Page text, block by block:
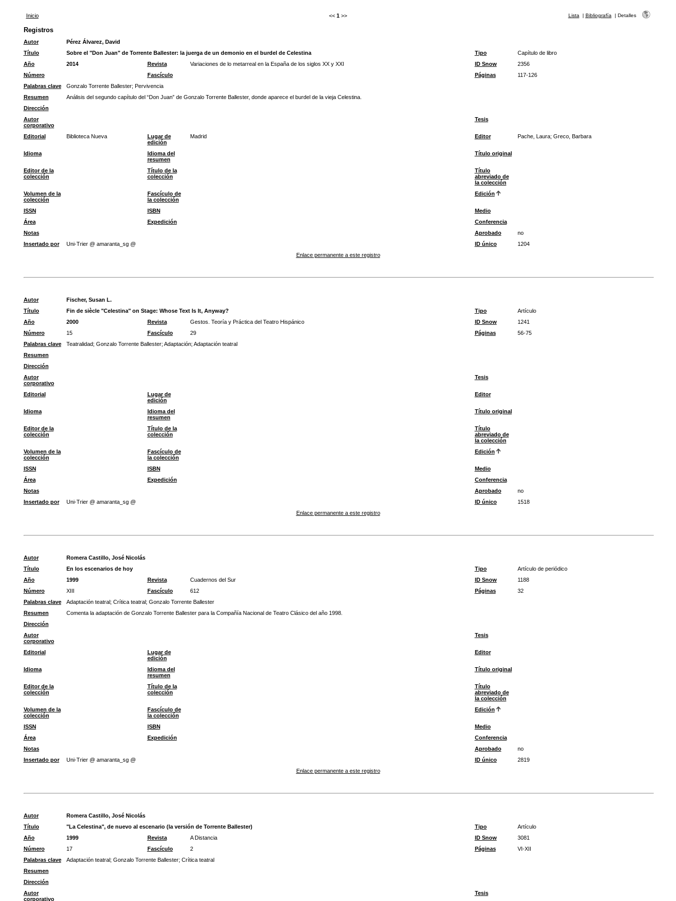
Inicio << 1 >> Lista | Bibliografía | Detalles
Registros
Autor
Pérez Álvarez, David
Título
Sobre el "Don Juan" de Torrente Ballester: la juerga de un demonio en el burdel de Celestina Tipo
Capítulo de libro
Año
2014 Revista Variaciones de lo metarreal en la España de los siglos XX y XXI ID Snow
2356
Número
Fascículo Páginas
117-126
Palabras clave
Gonzalo Torrente Ballester; Pervivencia
Resumen
Análisis del segundo capítulo del “Don Juan” de Gonzalo Torrente Ballester, donde aparece el burdel de la vieja Celestina.
Dirección
Autor
corporativo
Tesis
Editorial Biblioteca Nueva
Lugar de
edición
Madrid Editor Pache, Laura; Greco, Barbara
Idioma
Idioma del
resumen
Título original
Editor de la
colección
Título de la
colección
Título
abreviado de
la colección
Volumen de la
colección
Fascículo de
la colección
Edición
ISSN ISBN
Medio
Área
Expedición
Conferencia
Notas
Aprobado
no
Insertado por
Uni-Trier @ amaranta_sg @ ID único
1204
Enlace permanente a este registro
Autor
Fischer, Susan L.
Título
Fin de siècle "Celestina" on Stage: Whose Text Is It, Anyway? Tipo
Artículo
Año
2000 Revista Gestos. Teoría y Práctica del Teatro Hispánico ID Snow
1241
Número
15 Fascículo 29 Páginas
56-75
Palabras clave
Teatralidad; Gonzalo Torrente Ballester; Adaptación; Adaptación teatral
Resumen
Dirección
Autor
corporativo
Tesis
Editorial
Lugar de
edición
Editor
Idioma
Idioma del
resumen
Título original
Editor de la
colección
Título de la
colección
Título
abreviado de
la colección
Volumen de la
colección
Fascículo de
la colección
Edición
ISSN ISBN
Medio
Área
Expedición
Conferencia
Notas
Aprobado
no
Insertado por
Uni-Trier @ amaranta_sg @ ID único
1518
Enlace permanente a este registro
Autor
Romera Castillo, José Nicolás
Título
En los escenarios de hoy Tipo
Artículo de periódico
Año
1999 Revista Cuadernos del Sur ID Snow
1188
Número
XIII Fascículo 612 Páginas
32
Palabras clave
Adaptación teatral; Crítica teatral; Gonzalo Torrente Ballester
Resumen
Comenta la adaptación de Gonzalo Torrente Ballester para la Compañía Nacional de Teatro Clásico del año 1998.
Dirección
Autor
corporativo
Tesis
Editorial
Lugar de
edición
Editor
Idioma
Idioma del
resumen
Título original
Editor de la
colección
Título de la
colección
Título
abreviado de
la colección
Volumen de la
colección
Fascículo de
la colección
Edición
ISSN ISBN
Medio
Área
Expedición
Conferencia
Notas
Aprobado
no
Insertado por
Uni-Trier @ amaranta_sg @ ID único
2819
Enlace permanente a este registro
Autor
Romera Castillo, José Nicolás
Título
"La Celestina", de nuevo al escenario (la versión de Torrente Ballester) Tipo
Artículo
Año
1999 Revista A Distancia ID Snow
3081
Número
17 Fascículo 2 Páginas
VI-XII
Palabras clave
Adaptación teatral; Gonzalo Torrente Ballester; Crítica teatral
Resumen
Dirección
Autor
corporativo
Tesis